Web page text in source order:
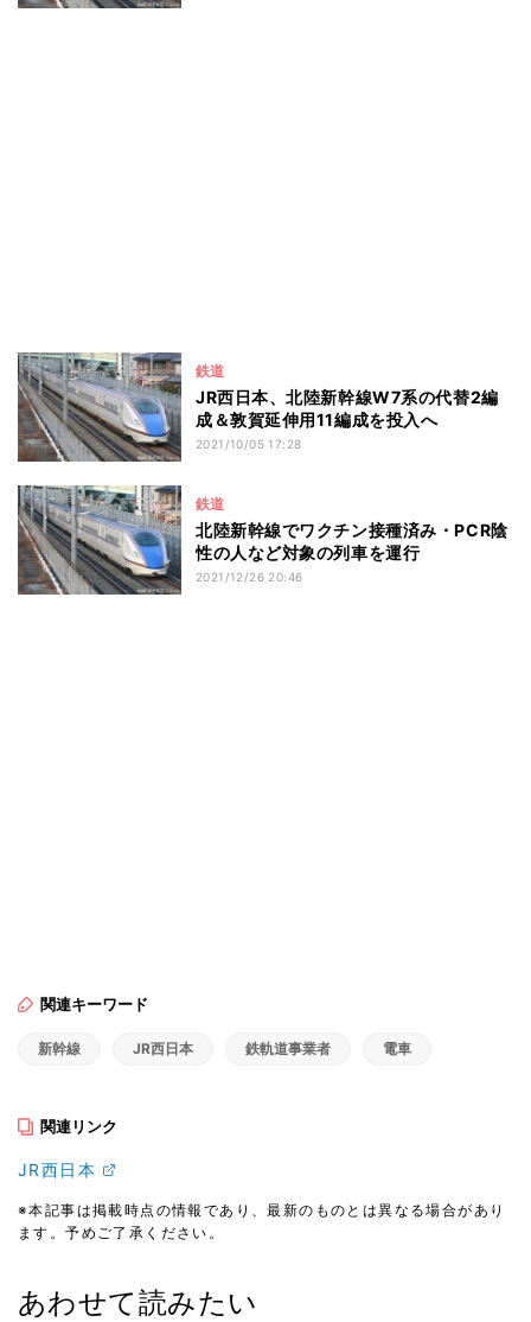
鉄道
JR西日本、北陸新幹線W7系の代替2編
成＆敦賀延伸用11編成を投入へ
2021/10/05 17:28
鉄道
北陸新幹線でワクチン接種済み・PCR陰
性の人など対象の列車を運行
2021/12/26 20:46
関連キーワード
新幹線 JR西日本 鉄軌道事業者 電車
関連リンク
JR西日本
※本記事は掲載時点の情報であり、最新のものとは異なる場合があり
ます。予めご了承ください。
あわせて読みたい